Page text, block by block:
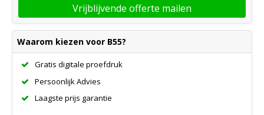
Vrijblijvende offerte mailen
Waarom kiezen voor B55?
Gratis digitale proefdruk
Persoonlijk Advies
Laagste prijs garantie